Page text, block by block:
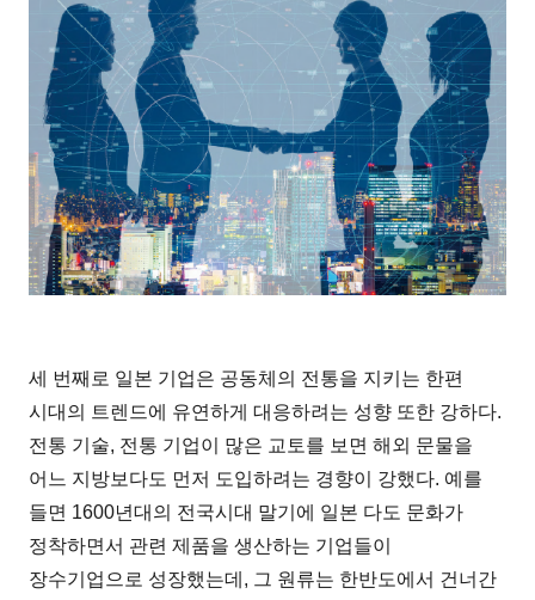
세 번째로 일본 기업은 공동체의 전통을 지키는 한편
시대의 트렌드에 유연하게 대응하려는 성향 또한 강하다.
전통 기술, 전통 기업이 많은 교토를 보면 해외 문물을
어느 지방보다도 먼저 도입하려는 경향이 강했다. 예를
들면 1600년대의 전국시대 말기에 일본 다도 문화가
정착하면서 관련 제품을 생산하는 기업들이
장수기업으로 성장했는데, 그 원류는 한반도에서 건너간